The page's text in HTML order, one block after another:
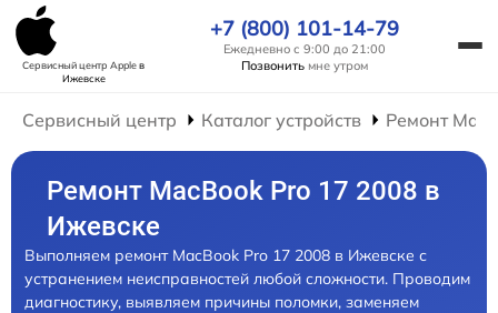
Сервисный центр Appleв
Ижевске
+7 (800) 101-14-79
Ежедневно с 9:00 до 21:00
Позвонить мне утром
Сервисный центр Каталог устройств Ремонт
Ремонт MacBook Pro 17 2008 в
Ижевске
Выполняем ремонт MacBook Pro 17 2008 в Ижевске с
устранением неисправностей любой сложности. Проводим
диагностику, выявляем причины поломки, заменяем